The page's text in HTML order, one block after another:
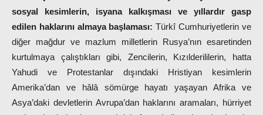
sosyal kesimlerin, isyana kalkışması ve yıllardır gasp
edilen haklarını almaya başlaması: Türkî Cumhuriyetlerin ve
diğer mağdur ve mazlum milletlerin Rusya’nın esaretinden
kurtulmaya çalıştıkları gibi, Zencilerin, Kızılderililerin, hatta
Yahudi ve Protestanlar dışındaki Hristiyan kesimlerin
Amerika’dan ve hâlâ sömürge hayatı yaşayan Afrika ve
Asya’daki devletlerin Avrupa’dan haklarını aramaları, hürriyet